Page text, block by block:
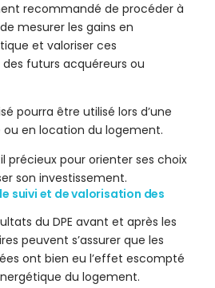
recommandé de procéder à
mesurer les gains en
et valoriser ces
futurs acquéreurs ou
pourra être utilisé lors d’une
en location du logement.
précieux pour orienter ses choix
son investissement.
suivi et de valorisation des
du DPE avant et après les
peuvent s’assurer que les
ont bien eu l’effet escompté
du logement.